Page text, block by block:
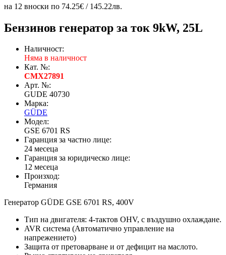
на 12 вноски по 74.25€ / 145.22лв.
Бензинов генератор за ток 9kW, 25L
Наличност:
Няма в наличност
Кат. №:
CMX27891
Арт. №:
GUDE 40730
Марка:
GÜDE
Модел:
GSE 6701 RS
Гаранция за частно лице:
24 месеца
Гаранция за юридическо лице:
12 месеца
Произход:
Германия
Генератор GÜDE GSE 6701 RS, 400V
Тип на двигателя: 4-тактов OHV, с въздушно охлаждане.
AVR система (Автоматично управление на
напрежението)
Защита от претоварване и от дефицит на маслото.